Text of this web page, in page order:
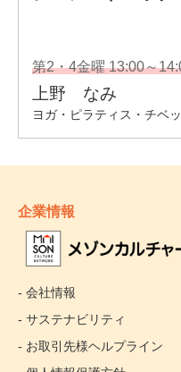
企業情報
- 会社情報
- サステナビリティ
- お取引先様ヘルプライン